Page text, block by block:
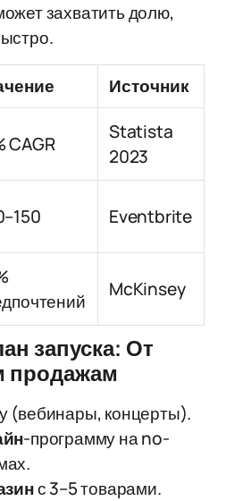
захватить долю,
Источник
CAGR
Statista
2023
Eventbrite
McKinsey
запуска: От
продажам
(вебинары, концерты).
-программу на no-
с 3–5 товарами.